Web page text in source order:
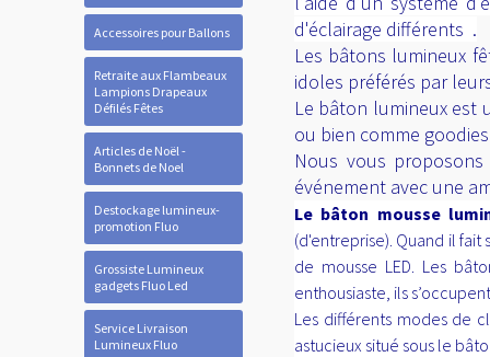
Accessoires pour Ballons
Retraite aux Flambeaux
Lampions Drapeaux
Défilés Fêtes
Articles de Noël -
Bonnets de Noel
Destockage lumineux-
promotion Fluo
Grossiste Lumineux
gadgets Fluo Led
Service Livraison
Lumineux Fluo
d'éclairage différents .
Les bâtons lumineux
idoles préférés par
Le bâton lumineux est
ou bien comme
Nous vous
événement avec une
Le bâton mousse
(d'entreprise). Quand il
de mousse LED. Les
enthousiaste, ils
Les différents modes de
astucieux situé sous le